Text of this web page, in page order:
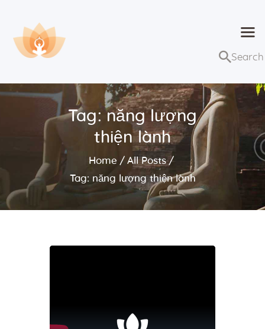
Tag: năng lượng
thiện lành
Home
All Posts
Tag: năng lượng thiện lành
Trang chủ
Bài giảng
Lớp học và sự kiện
Về Dhammaduta